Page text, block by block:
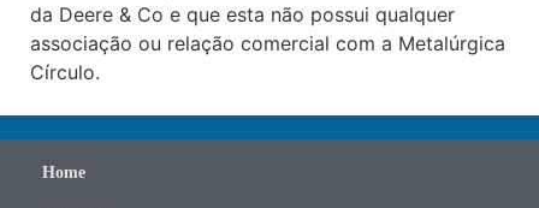
da Deere & Co e que esta não possui qualquer
associação ou relação comercial com a Metalúrgica
Círculo.
Home